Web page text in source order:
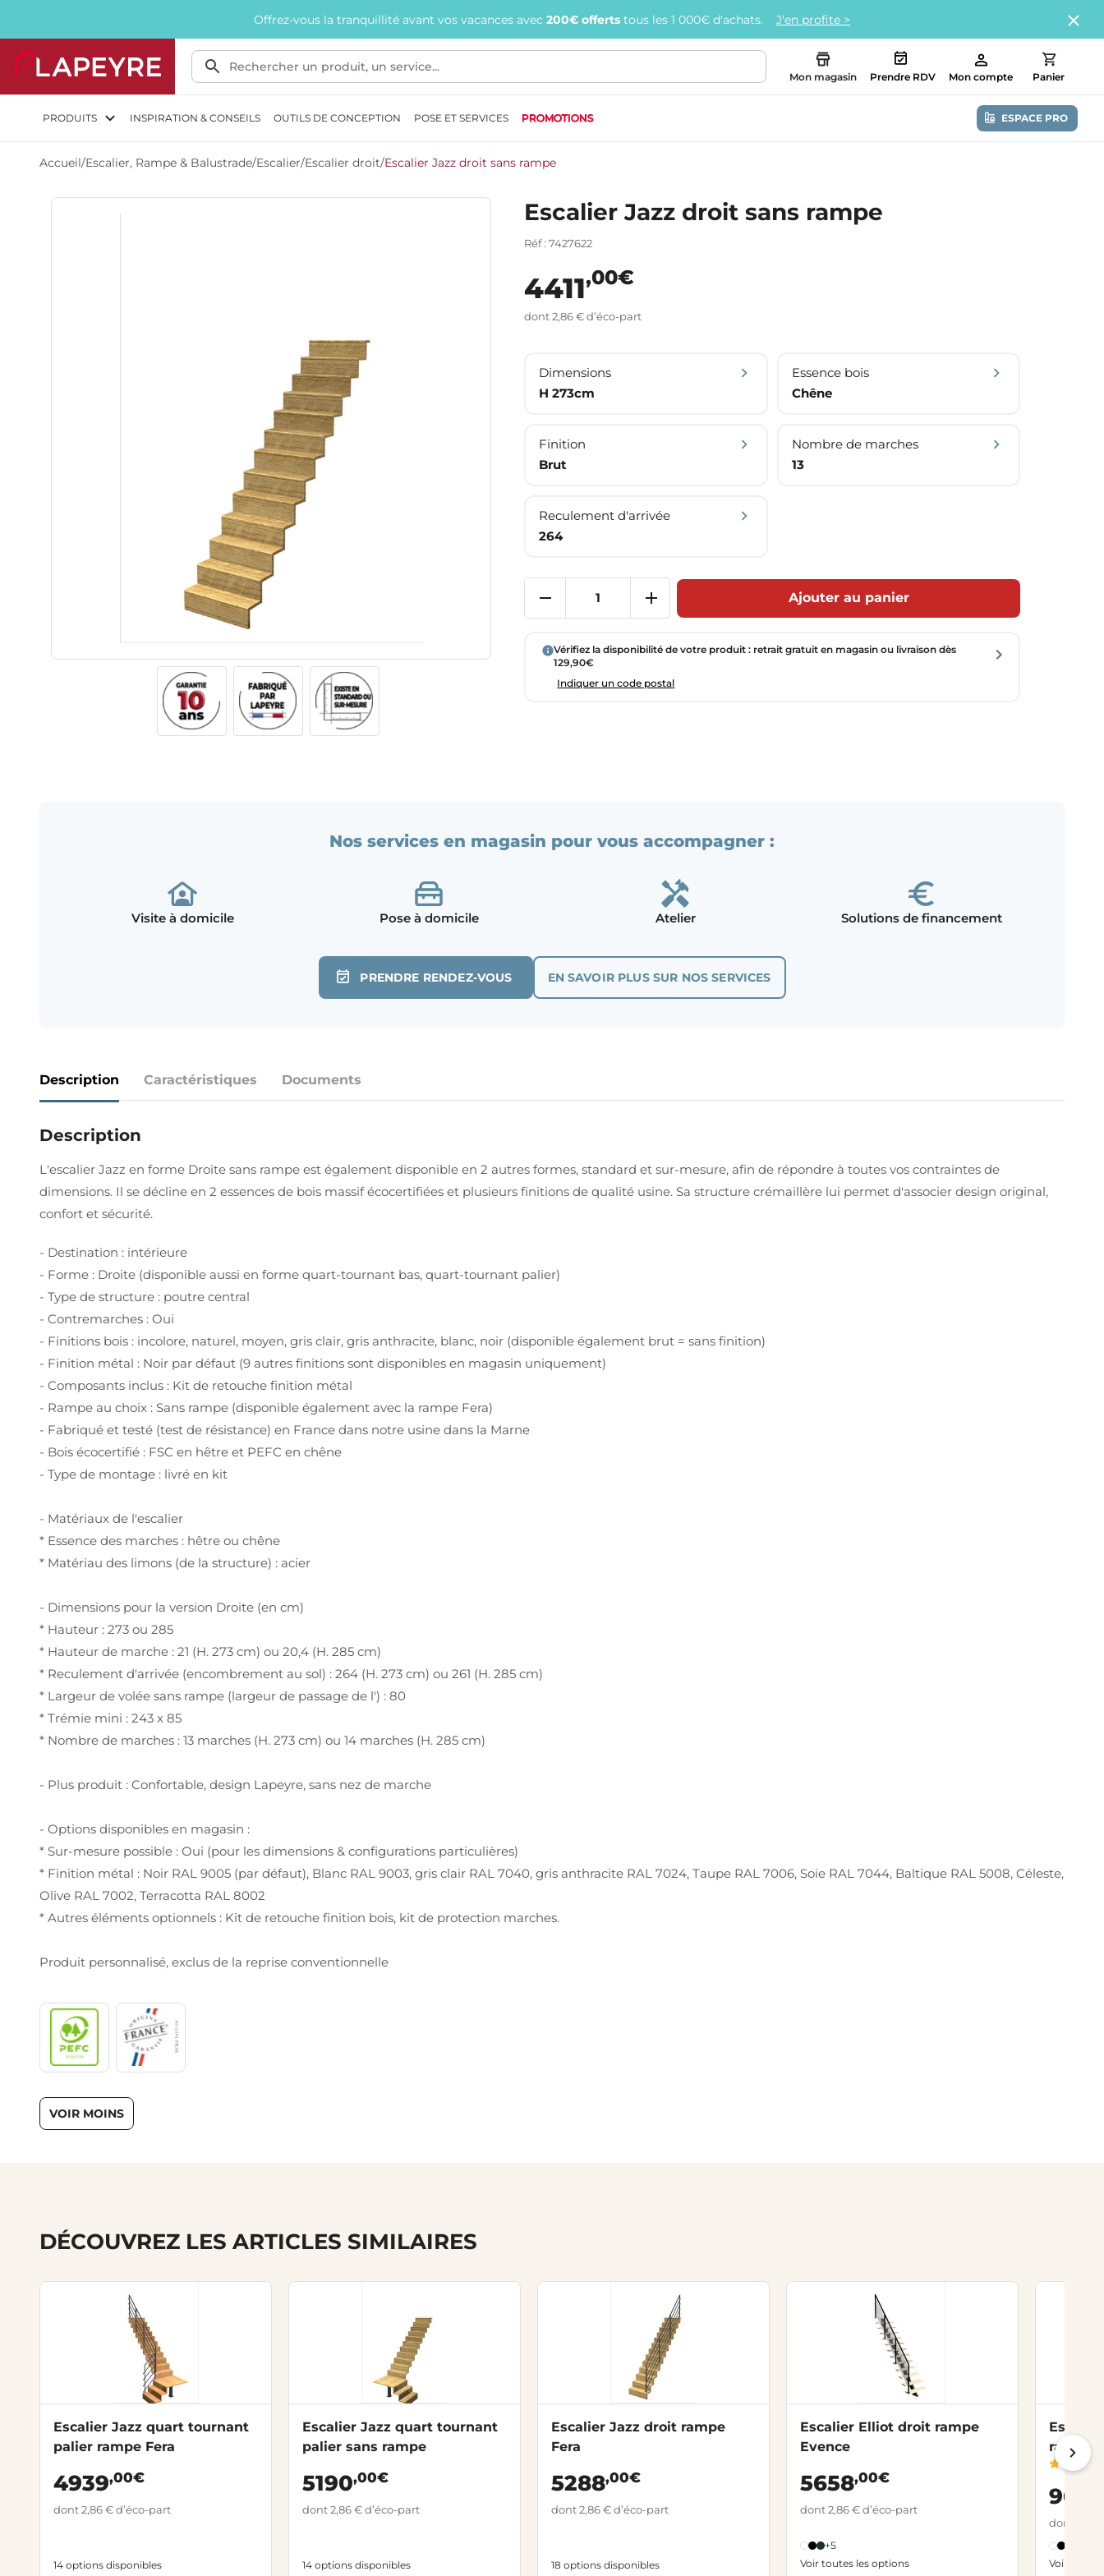
Offrez-vous la tranquillité avant vos vacances avec 200€ offerts tous les 1 000€ d'achats. J'en profite >
Mon magasin Prendre RDV Mon compte Panier
PRODUITS INSPIRATION & CONSEILS OUTILS DE CONCEPTION POSE ET SERVICES PROMOTIONS ESPACE PRO
Accueil/Escalier, Rampe & Balustrade/Escalier/Escalier droit/Escalier Jazz droit sans rampe
Escalier Jazz droit sans rampe
Réf : 7427622
4411,00€
dont 2,86 € d’éco-part
Dimensions
H 273cm
Essence bois
Chêne
Finition
Brut
Nombre de marches
13
Reculement d'arrivée
264
Ajouter au panier
Vérifiez la disponibilité de votre produit : retrait gratuit en magasin ou livraison dès
129,90€
Indiquer un code postal
Nos services en magasin pour vous accompagner :
Visite à domicile Pose à domicile Atelier Solutions de financement
PRENDRE RENDEZ-VOUS EN SAVOIR PLUS SUR NOS SERVICES
Description Caractéristiques Documents
Description
L'escalier Jazz en forme Droite sans rampe est également disponible en 2 autres formes, standard et sur-mesure, afin de répondre à toutes vos contraintes de
dimensions. Il se décline en 2 essences de bois massif écocertifiées et plusieurs finitions de qualité usine. Sa structure crémaillère lui permet d'associer design original,
confort et sécurité.
- Destination : intérieure
- Forme : Droite (disponible aussi en forme quart-tournant bas, quart-tournant palier)
- Type de structure : poutre central
- Contremarches : Oui
- Finitions bois : incolore, naturel, moyen, gris clair, gris anthracite, blanc, noir (disponible également brut = sans finition)
- Finition métal : Noir par défaut (9 autres finitions sont disponibles en magasin uniquement)
- Composants inclus : Kit de retouche finition métal
- Rampe au choix : Sans rampe (disponible également avec la rampe Fera)
- Fabriqué et testé (test de résistance) en France dans notre usine dans la Marne
- Bois écocertifié : FSC en hêtre et PEFC en chêne
- Type de montage : livré en kit
- Matériaux de l'escalier
* Essence des marches : hêtre ou chêne
* Matériau des limons (de la structure) : acier
- Dimensions pour la version Droite (en cm)
* Hauteur : 273 ou 285
* Hauteur de marche : 21 (H. 273 cm) ou 20,4 (H. 285 cm)
* Reculement d'arrivée (encombrement au sol) : 264 (H. 273 cm) ou 261 (H. 285 cm)
* Largeur de volée sans rampe (largeur de passage de l') : 80
* Trémie mini : 243 x 85
* Nombre de marches : 13 marches (H. 273 cm) ou 14 marches (H. 285 cm)
- Plus produit : Confortable, design Lapeyre, sans nez de marche
- Options disponibles en magasin :
* Sur-mesure possible : Oui (pour les dimensions & configurations particulières)
* Finition métal : Noir RAL 9005 (par défaut), Blanc RAL 9003, gris clair RAL 7040, gris anthracite RAL 7024, Taupe RAL 7006, Soie RAL 7044, Baltique RAL 5008, Céleste,
Olive RAL 7002, Terracotta RAL 8002
* Autres éléments optionnels : Kit de retouche finition bois, kit de protection marches.
Produit personnalisé, exclus de la reprise conventionnelle
VOIR MOINS
DÉCOUVREZ LES ARTICLES SIMILAIRES
Escalier Jazz quart tournant
palier rampe Fera
4939,00€
dont 2,86 € d’éco-part
14 options disponibles
Escalier Jazz quart tournant
palier sans rampe
5190,00€
dont 2,86 € d’éco-part
14 options disponibles
Escalier Jazz droit rampe
Fera
5288,00€
dont 2,86 € d’éco-part
18 options disponibles
Escalier Elliot droit rampe
Evence
5658,00€
dont 2,86 € d’éco-part
+5
Voir toutes les options
rampe
969
dont 2,86
Voir